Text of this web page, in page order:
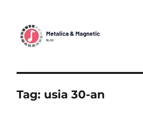
Menggetarkan Dunia
dengan Berita
Tag: usia 30-an